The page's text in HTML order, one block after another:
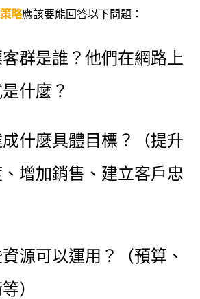
略應該要能回答以下問題：
群是誰？他們在網路上
什麼？
什麼具體目標？（提升
增加銷售、建立客戶忠
源可以運用？（預算、
）